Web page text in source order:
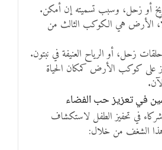
أو زحل، وسبب تسميته إن أمكن.
الأرض هي الكوكب الثالث من
زحل، أو الرياح العنيفة في نبتون.
على كوكب الأرض كمكان الحياة
في تعزيز حب الفضاء
شركاء في تحفيز الطفل لاستكشاف
هذا الشغف من خلال: